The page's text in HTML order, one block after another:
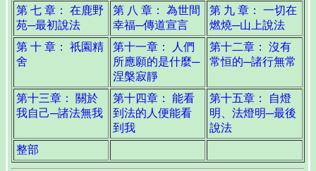
第 七 章： 在鹿野
苑─最初說法
第 八 章： 為世間
幸福─傳道宣言
第 九 章： 一切在
燃燒─山上說法
第 十 章： 祇園精
舍
第十一章： 人們
所應願的是什麼─
涅槃寂靜
第十二章： 沒有
常恒的─諸行無常
第十三章： 關於
我自己─諸法無我
第十四章： 能看
到法的人便能看
到我
第十五章： 自燈
明、法燈明─最後
說法
整部